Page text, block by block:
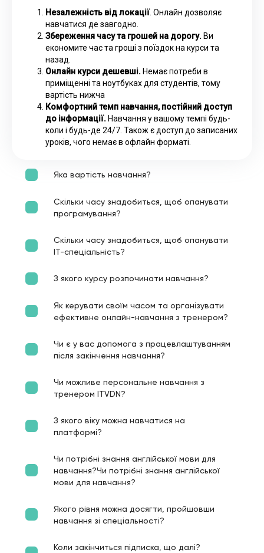
Незалежність від локації. Онлайн дозволяє
навчатися де завгодно.
Збереження часу та грошей на дорогу. Ви
економите час та гроші з поїздок на курси та
назад.
Онлайн курси дешевші. Немає потреби в
приміщенні та ноутбуках для студентів, тому
вартість нижча
Комфортний темп навчання, постійний доступ
до інформації. Навчання у вашому темпі будь-
коли і будь-де 24/7. Також є доступ до записаних
уроків, чого немає в офлайн форматі.
Яка вартість навчання?
Скільки часу знадобиться, щоб опанувати
програмування?
Скільки часу знадобиться, щоб опанувати
ІТ-спеціальність?
З якого курсу розпочинати навчання?
Як керувати своїм часом та організувати
ефективне онлайн-навчання з тренером?
Чи є у вас допомога з працевлаштуванням
після закінчення навчання?
Чи можливе персональне навчання з
тренером ITVDN?
З якого віку можна навчатися на
платформі?
Чи потрібні знання англійської мови для
навчання?Чи потрібні знання англійської
мови для навчання?
Якого рівня можна досягти, пройшовши
навчання зі спеціальності?
Коли закінчиться підписка, що далі?